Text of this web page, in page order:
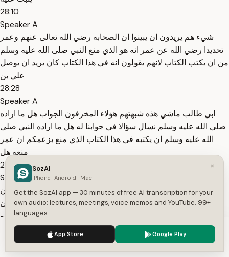
28:10
Speaker A
شيء هم يريدون ان يبينوا ان الصحابه رضي الله تعالى عنهم وعمر
تحديدا رضي الله عن عمر انه هو الذي منع النبي صلى الله عليه وسلم
من ان يكتب الكتاب لانهم يقولون انه في هذا الكتاب كان يريد ان يوصل
علي بن
28:28
Speaker A
ابي طالب ماشي هذه شبهتهم هؤلاء المخرفون الجواب هل ما اراده
صلى الله عليه وسلم نسال سؤالا في جوابنا له هل ما اراده النبي صلى
الله عليه وسلم ان يكتبه في هذا الكتاب الذي منع بزعمكم ان عمر
منعه هل
28:52
Speaker A
شيء جديد ما بلغه ام بلغه واحده من الاثنتين اما يقولون بلغه واما ان
يقولون ما بلغه فان قالوا بلغه اذا الصحابه ما كتموا شيئا هو بلغه وان
قالوا لم يبلغه فهذه الطامه اذا عمر رضي الله عنه وارضاه اراده
29:12
Speaker A
عمر اقوى من اراده النبي صلى الله عليه وسلم واقوى من اراده الله
We use cookies to enhance your experience.
×
SozAI
iPhone · Android · Mac
Get the SozAI app — 30 minutes of free AI transcription for your
own audio: lectures, meetings, voice memos and YouTube. 99+
languages.
App Store Google Play